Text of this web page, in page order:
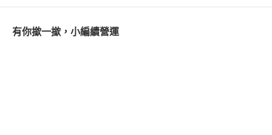
有你撳一撳，小編續營運